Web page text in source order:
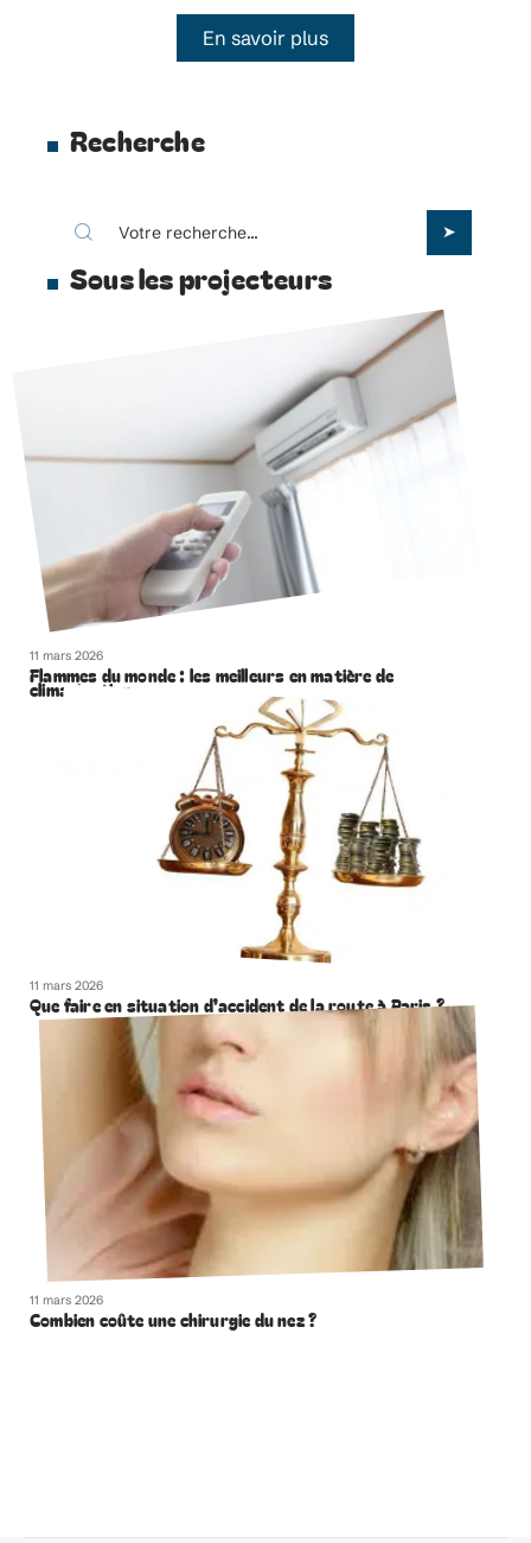
En savoir plus
Recherche
Sous les projecteurs
11 mars 2026
Flammes du monde : les meilleurs en matière de
climatisation
11 mars 2026
Que faire en situation d’accident de la route à Paris ?
11 mars 2026
Combien coûte une chirurgie du nez ?